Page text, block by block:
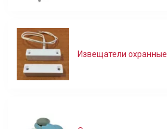
Извещатели охранные